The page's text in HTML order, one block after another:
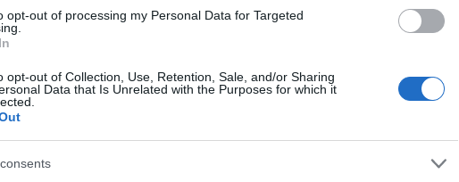
opt-out of processing my Personal Data for Targeted
opt-out of Collection, Use, Retention, Sale, and/or Sharing
Data that Is Unrelated with the Purposes for which it
Bologna e Ravenna, si è articolato in 170 ore
di acquisire competenze fondamentali
come la viticoltura in altura, la gestione
sono stati al centro delle lezioni, offrendo ai
che la natura offre. Il professor Giorgio
ha sottolineato l’importanza del lavoro umano
il degrado avanza”.